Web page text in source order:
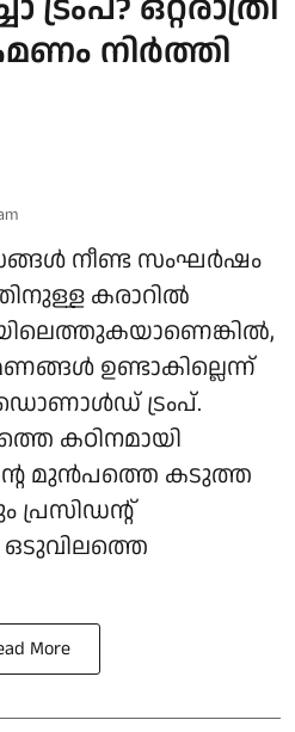
ട്രംപ്? ഒറ്റരാത്രി
നിർത്തി
നീണ്ട സംഘർഷം
കരാറിൽ
ഉണ്ടാകില്ലെന്ന്
ട്രംപ്.
കഠിനമായി
മുൻപത്തെ കടുത്ത
പ്രസിഡന്റ്
ഒടുവിലത്തെ
More